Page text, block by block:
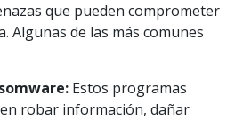
que pueden comprometer
Algunas de las más comunes
Estos programas
robar información, dañar